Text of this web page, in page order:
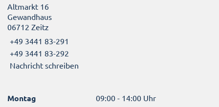
Altmarkt 16
Gewandhaus
06712 Zeitz
+49 3441 83-291
+49 3441 83-292
Nachricht schreiben
Montag 09:00 - 14:00 Uhr